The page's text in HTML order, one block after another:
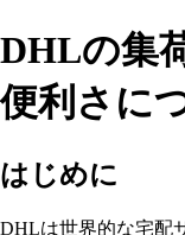
DHLの集
便利さに
はじめに
DHLは世界的な宅配